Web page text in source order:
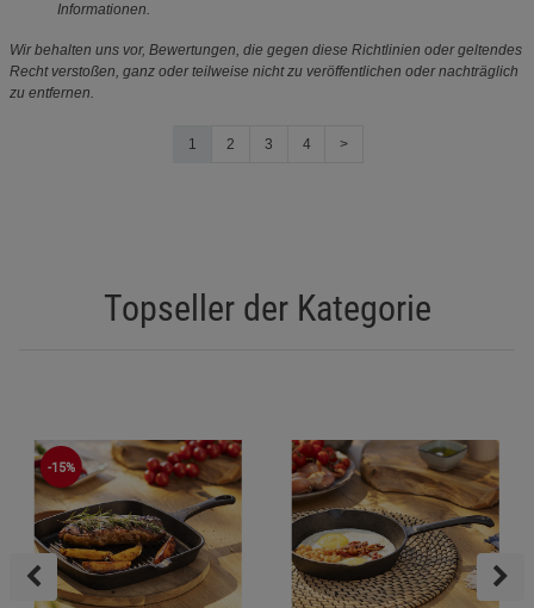
Informationen.
Wir behalten uns vor, Bewertungen, die gegen diese Richtlinien oder geltendes
Recht verstoßen, ganz oder teilweise nicht zu veröffentlichen oder nachträglich
zu entfernen.
1 2 3 4 >
Topseller der Kategorie
-15%